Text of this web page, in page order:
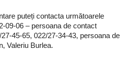
puteți contacta următoarele
09-06 – persoana de contact
45-65, 022/27-34-43, persoana de
Valeriu Burlea.